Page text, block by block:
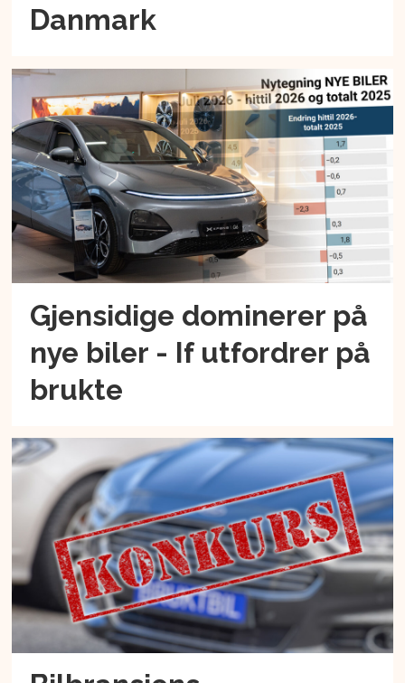
Danmark
Gjensidige dominerer på
nye biler - If utfordrer på
brukte